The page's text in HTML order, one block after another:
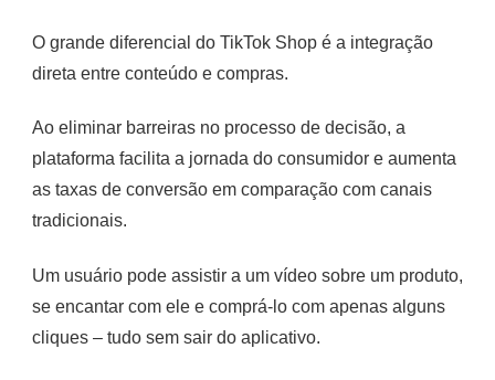
O grande diferencial do TikTok Shop é a integração
direta entre conteúdo e compras.
Ao eliminar barreiras no processo de decisão, a
plataforma facilita a jornada do consumidor e aumenta
as taxas de conversão em comparação com canais
tradicionais.
Um usuário pode assistir a um vídeo sobre um produto,
se encantar com ele e comprá-lo com apenas alguns
cliques – tudo sem sair do aplicativo.